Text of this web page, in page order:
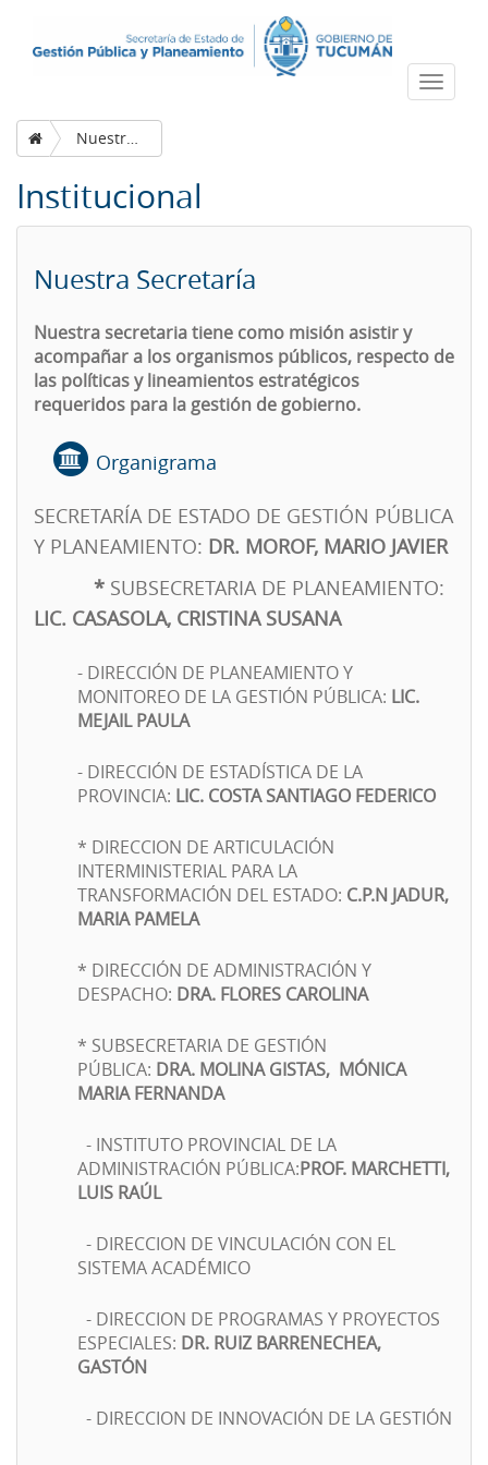
Nuestra Secretaría
Institucional
Nuestra Secretaría
Nuestra secretaria tiene como misión asistir y
acompañar a los organismos públicos, respecto de
las políticas y lineamientos estratégicos
requeridos para la gestión de gobierno.
Organigrama
SECRETARÍA DE ESTADO DE GESTIÓN PÚBLICA
Y PLANEAMIENTO: DR. MOROF, MARIO JAVIER
* SUBSECRETARIA DE PLANEAMIENTO:
LIC. CASASOLA, CRISTINA SUSANA
- DIRECCIÓN DE PLANEAMIENTO Y
MONITOREO DE LA GESTIÓN PÚBLICA: LIC.
MEJAIL PAULA
- DIRECCIÓN DE ESTADÍSTICA DE LA
PROVINCIA: LIC. COSTA SANTIAGO FEDERICO
* DIRECCION DE ARTICULACIÓN
INTERMINISTERIAL PARA LA
TRANSFORMACIÓN DEL ESTADO: C.P.N JADUR,
MARIA PAMELA
* DIRECCIÓN DE ADMINISTRACIÓN Y
DESPACHO: DRA. FLORES CAROLINA
* SUBSECRETARIA DE GESTIÓN
PÚBLICA: DRA. MOLINA GISTAS, MÓNICA
MARIAFERNANDA
- INSTITUTO PROVINCIAL DE LA
ADMINISTRACIÓN PÚBLICA:PROF. MARCHETTI,
LUIS RAÚL
- DIRECCION DE VINCULACIÓN CON EL
SISTEMA ACADÉMICO
- DIRECCION DE PROGRAMAS Y PROYECTOS
ESPECIALES: DR. RUIZ BARRENECHEA,
GASTÓN
- DIRECCION DE INNOVACIÓN DE LA GESTIÓN